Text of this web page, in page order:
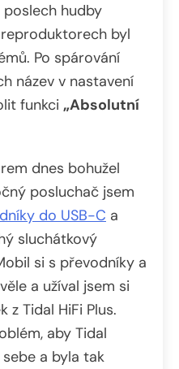
hudby
byl
Po spárování
název v nastavení
funkci „Absolutní
dnes bohužel
posluchač jsem
do USB-C a
sluchátkový
si s převodníky a
a užíval jsem si
z Tidal HiFi Plus.
aby Tidal
a byla tak